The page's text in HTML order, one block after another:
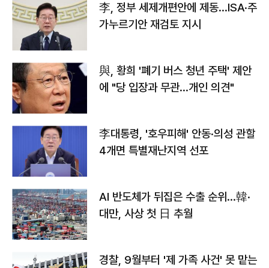
李, 정부 세제개편안에 제동…ISA·주
가누르기안 재검토 지시
與, 황희 '폐기 버스 청년 주택' 제안
에 "당 입장과 무관…개인 의견"
李대통령, '호우피해' 안동·의성 관할
4개면 특별재난지역 선포
AI 반도체가 뒤집은 수출 순위…韓·
대만, 사상 첫 日 추월
경찰, 9월부터 '제 가족 사건' 못 맡는